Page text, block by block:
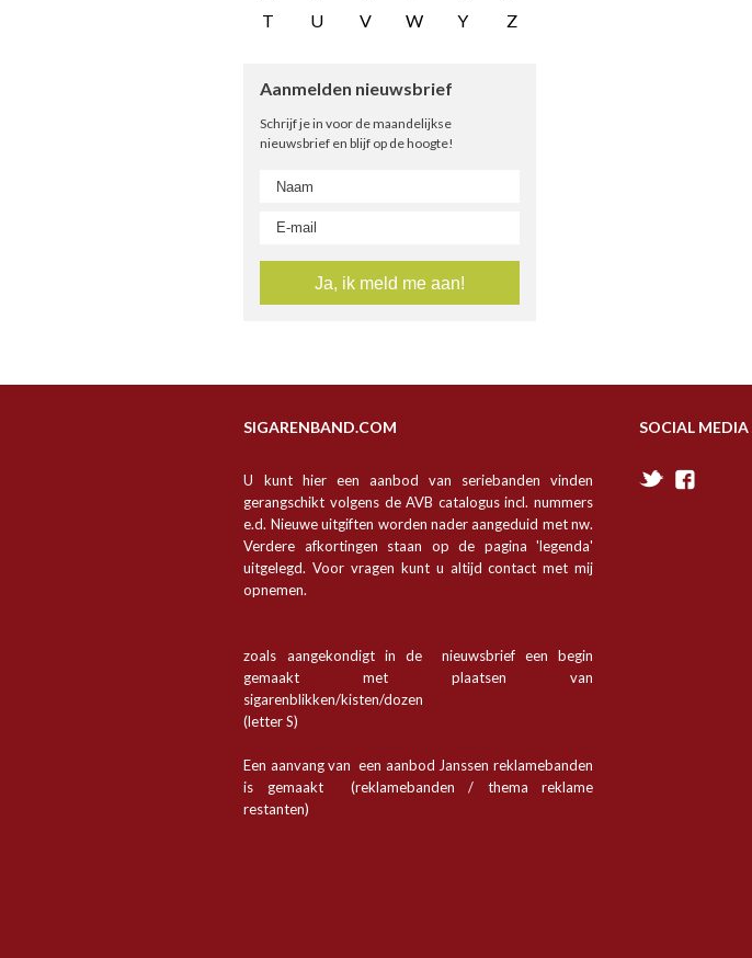
T
U V W Y Z
Aanmelden nieuwsbrief
Schrijf je in voor de maandelijkse
nieuwsbrief en blijf op de hoogte!
SOCIAL MEDIA
SIGARENBAND.COM
U kunt hier een aanbod van seriebanden vinden
gerangschikt volgens de AVB catalogus incl. nummers
e.d. Nieuwe uitgiften worden nader aangeduid met nw.
Verdere afkortingen staan op de pagina 'legenda'
uitgelegd. Voor vragen kunt u altijd contact met mij
opnemen.
zoals aangekondigt in de nieuwsbrief een begin
gemaakt met plaatsen van
sigarenblikken/kisten/dozen
(letter S)
Een aanvang van een aanbod Janssen reklamebanden
is gemaakt (reklamebanden / thema reklame
restanten)